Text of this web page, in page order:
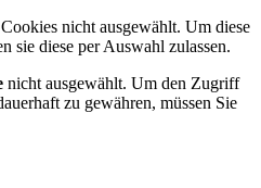
Cookies nicht ausgewählt. Um diese
sie diese per Auswahl zulassen.
nicht ausgewählt. Um den Zugriff
zu gewähren, müssen Sie